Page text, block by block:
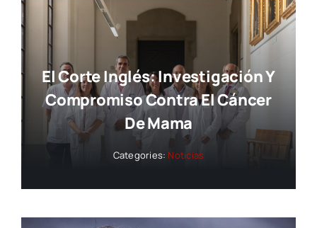
El Corte Inglés: Investigación Y
Compromiso Contra El Cáncer
De Mama
Categories: Noticias